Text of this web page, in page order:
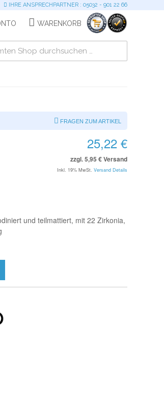
IHRE ANSPRECHPARTNER : 05032 - 901 22 66
WARENKORB
FRAGEN ZUM ARTIKEL
25,22 €
zzgl. 5,95 € Versand
Inkl. 19% MwSt. Versand Details
und teilmattiert, mit 22 Zirkonia,